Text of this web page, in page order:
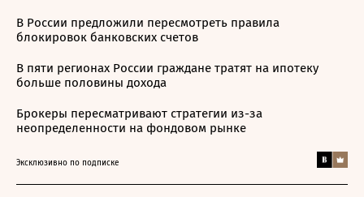
В России предложили пересмотреть правила
блокировок банковских счетов
В пяти регионах России граждане тратят на ипотеку
больше половины дохода
Брокеры пересматривают стратегии из-за
неопределенности на фондовом рынке
Эксклюзивно по подписке